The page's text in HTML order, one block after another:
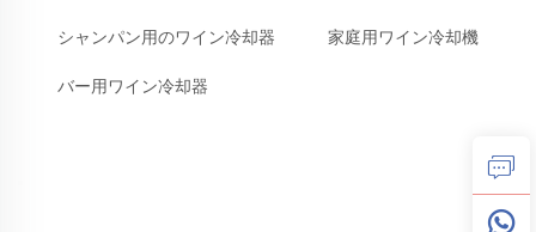
シャンパン用のワイン冷却器 家庭用ワイン冷却機
バー用ワイン冷却器